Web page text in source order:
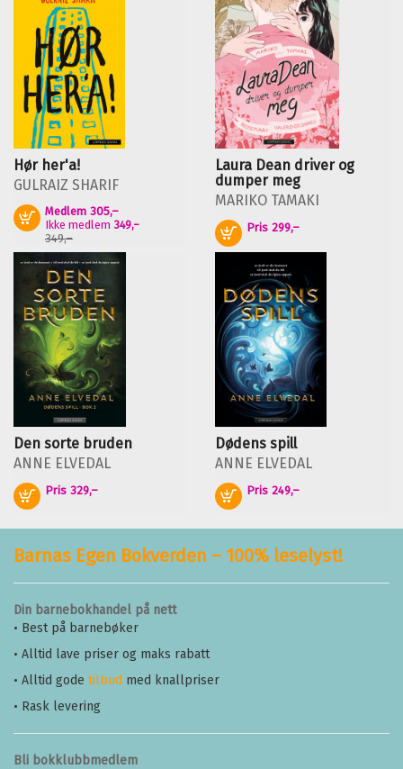
Hør her'a!
GULRAIZ SHARIF
Medlem 305,–
Ikke medlem 349,–
349,–
Kjøp
Laura Dean driver og
dumper meg
MARIKO TAMAKI
Pris 299,–
Kjøp
Den sorte bruden
ANNE ELVEDAL
Pris 329,–
Kjøp
Dødens spill
ANNE ELVEDAL
Pris 249,–
Kjøp
Barnas Egen Bokverden – 100% leselyst!
Din barnebokhandel på nett
• Best på barnebøker
• Alltid lave priser og maks rabatt
• Alltid gode tilbud med knallpriser
• Rask levering
Bli bokklubbmedlem